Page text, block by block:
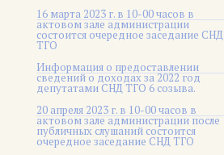
16 марта 2023 г. в 10-00 часов в
актовом зале администрации
состоится очередное заседание СНД
ТГО
Информация о предоставлении
сведений о доходах за 2022 год
депутатами СНД ТГО 6 созыва.
20 апреля 2023 г. в 10-00 часов в
актовом зале администрации после
публичных слушаний состоится
очередное заседание СНД ТГО